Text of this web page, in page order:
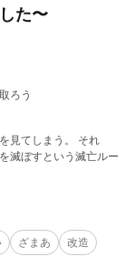
た〜
ろう
見てしまう。 それ
滅ぼすという滅亡ルー
るのは絶対に阻止しな
ッドを、最高にモテる
ざまあ
改造